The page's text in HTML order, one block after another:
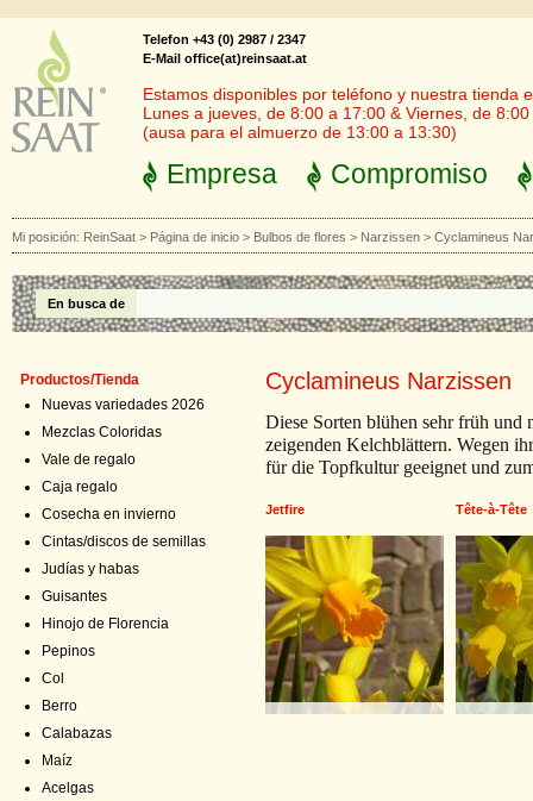
Telefon +43 (0) 2987 / 2347
E-Mail office(at)reinsaat.at
Estamos disponibles por teléfono y nuestra tienda
Lunes a jueves, de 8:00 a 17:00 & Viernes, de
(ausa para el almuerzo de 13:00 a 13:30)
Empresa Compromiso
Mi posición: ReinSaat > Página de inicio > Bulbos de flores > Narzissen > Cyclamineus
En busca de
Productos/Tienda
Nuevas variedades 2026
Mezclas Coloridas
Vale de regalo
Caja regalo
Cosecha en invierno
Cintas/discos de semillas
Judías y habas
Guisantes
Hinojo de Florencia
Pepinos
Col
Berro
Calabazas
Maíz
Acelgas
Cyclamineus Narzissen
Diese Sorten blühen sehr früh und
zeigenden Kelchblättern. Wegen
für die Topfkultur geeignet und
Jetfire Tête-à-Tête